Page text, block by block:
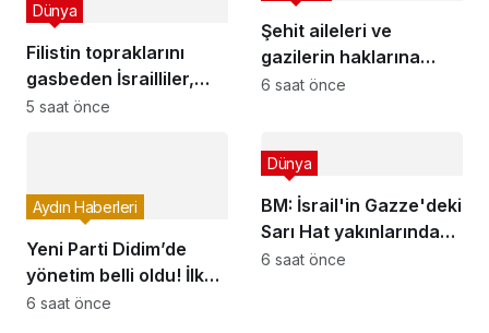
Filistin topraklarını
gasbeden İsrailliler,
işgal altındaki Batı
Dünya
5 saat önce
Şehit aileleri ve
gazilerin haklarına
ilişkin kanun teklifi,
edildi
6 saat önce
Yeni Parti Didim’de
yönetim belli oldu! İlk
toplantıda yol haritası
Aydın Haberleri
6 saat önce
BM: İsrail'in Gazze'deki
Sarı Hat yakınlarındaki
saldırıları Filistinlilerin
Dünya
6 saat önce